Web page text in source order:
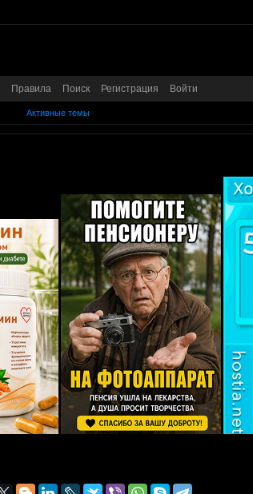
Правила Поиск Регистрация Войти
Активные темы